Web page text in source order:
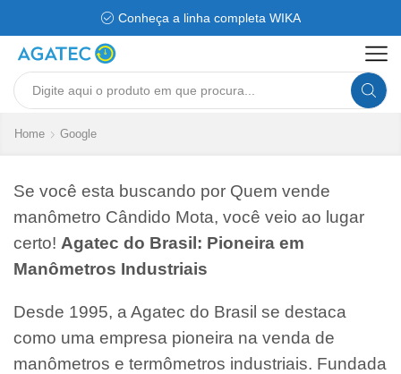
Conheça a linha completa WIKA
Search
Home Google
Se você esta buscando por Quem vende
manômetro Cândido Mota, você veio ao lugar
certo! Agatec do Brasil: Pioneira em
Manômetros Industriais
Desde 1995, a Agatec do Brasil se destaca
como uma empresa pioneira na venda de
manômetros e termômetros industriais. Fundada